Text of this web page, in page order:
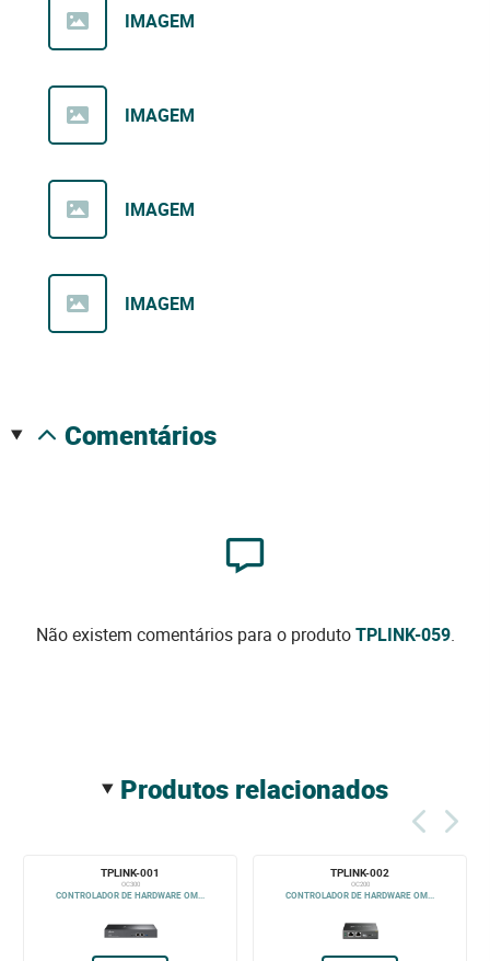
IMAGEM
IMAGEM
IMAGEM
IMAGEM
comentários
Não existem comentários para o produtoTPLINK-059.
produtos relacionados
TPLINK-001
OC300
CONTROLADOR DE HARDWARE OM...
TPLINK-002
OC200
CONTROLADOR DE HARDWARE OM...